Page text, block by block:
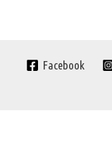
Facebook